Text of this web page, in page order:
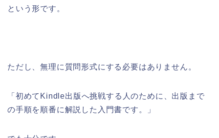
という形です。
ただし、無理に質問形式にする必要はありません。
「初めてKindle出版へ挑戦する人のために、出版まで
の手順を順番に解説した入門書です。」